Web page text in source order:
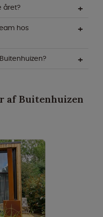
året?
hos
af Buitenhuizen